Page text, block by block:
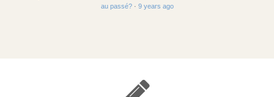
au passé?· 9 years ago